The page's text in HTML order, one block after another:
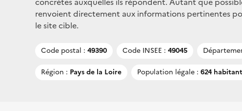
renvoient directement aux informations pertinentes
le site cible.
Code postal : 49390 Code INSEE : 49045
Région : Pays de la Loire Population légale : 624